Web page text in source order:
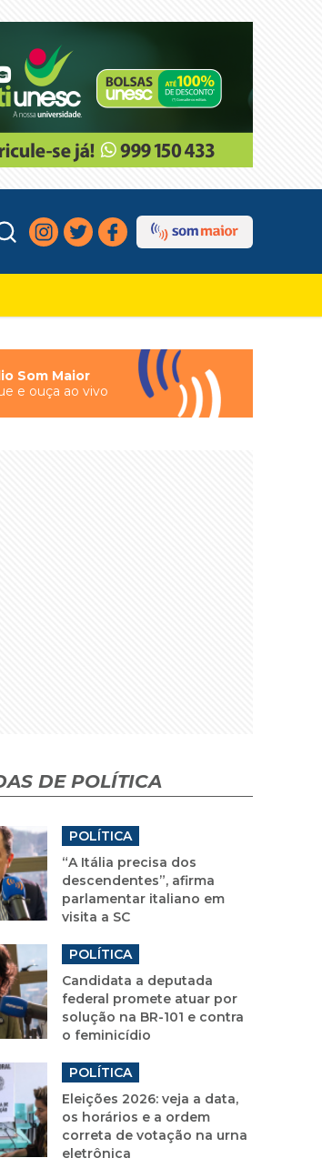
Som Maior
e ouça ao vivo
DE POLÍTICA
POLÍTICA
“A Itália precisa dos
descendentes”, afirma
parlamentar italiano em
visita a SC
POLÍTICA
Candidata a deputada
federal promete atuar por
solução na BR-101 e contra
o feminicídio
POLÍTICA
Eleições 2026: veja a data,
os horários e a ordem
correta de votação na urna
eletrônica